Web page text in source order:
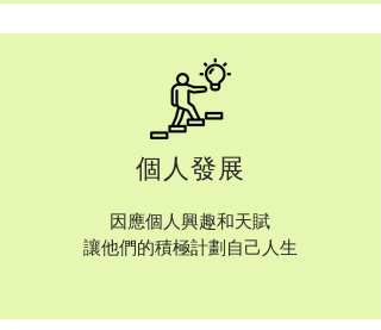
個人發展
因應個人興趣和天賦
讓他們的積極計劃自己人生